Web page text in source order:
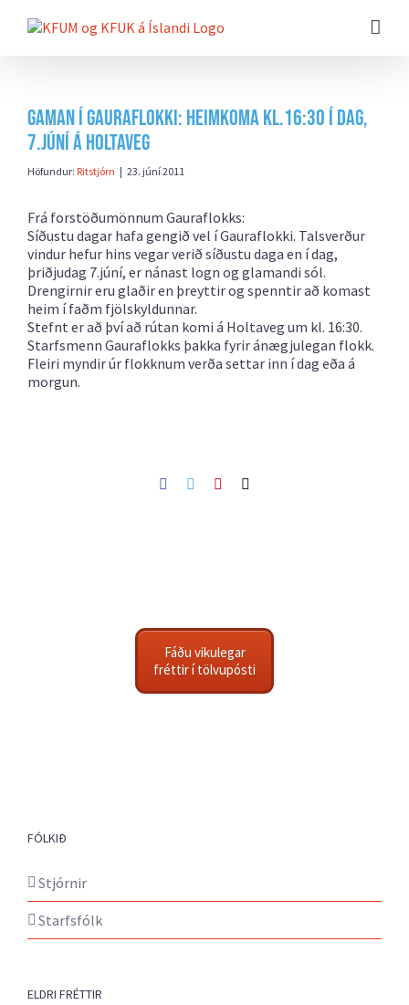
beint
Gaman í Gauraflokki: heimkoma kl.16:30 í dag,
7.júní á Holtaveg
Höfundur: Ritstjórn | 23. júní 2011
Frá forstöðumönnum Gauraflokks:
Síðustu dagar hafa gengið vel í Gauraflokki. Talsverður
vindur hefur hins vegar verið síðustu daga en í dag,
þriðjudag 7.júní, er nánast logn og glamandi sól.
Drengirnir eru glaðir en þreyttir og spenntir að komast
heim í faðm fjölskyldunnar.
Stefnt er að því að rútan komi á Holtaveg um kl. 16:30.
Starfsmenn Gauraflokks þakka fyrir ánægjulegan flokk.
Fleiri myndir úr flokknum verða settar inn í dag eða á
morgun.
Facebook
TwitterPinterest
Fáðu vikulegar
fréttir í tölvupósti
FÓLKIÐ
Stjórnir
Starfsfólk
ELDRI FRÉTTIR